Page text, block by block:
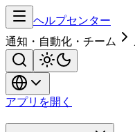
ヘルプセンター
通知・自動化・チーム
アプリを開く